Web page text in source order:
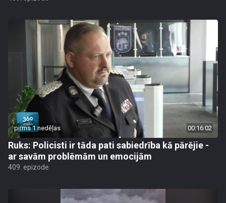
pirms 1 nedēļas 00:16:02
Ruks: Policisti ir tāda pati sabiedrība kā pārējie -
ar savām problēmām un emocijām
409. epizode